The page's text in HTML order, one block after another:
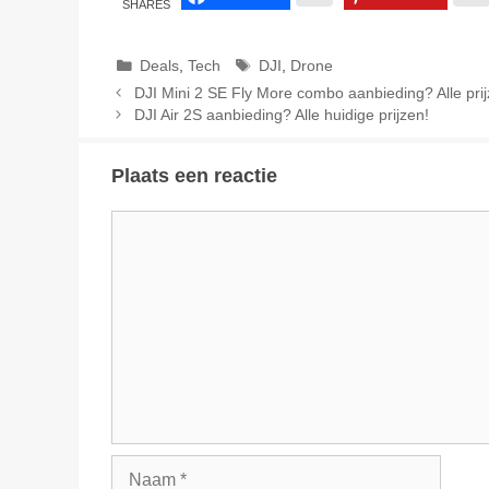
SHARES
Categorieën
Deals,Tech Tags
DJI , Drone
DJI Mini 2 SE Fly More combo aanbieding? Alle
DJI Air 2S aanbieding? Alle huidige prijzen!
Plaats een reactie
Naam